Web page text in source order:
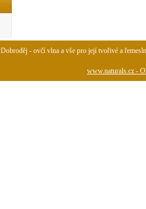
Dobroděj - ovčí vlna a vše pro její tvořivé a
www.naturals.cz -